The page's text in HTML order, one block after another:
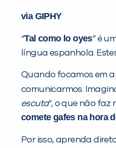
via GIPHY
“Tal como lo oyes” é
língua espanhola.
Quando focamos em
comunicarmos.
escuta“, o que não
comete gafes na hora
Por isso, aprenda